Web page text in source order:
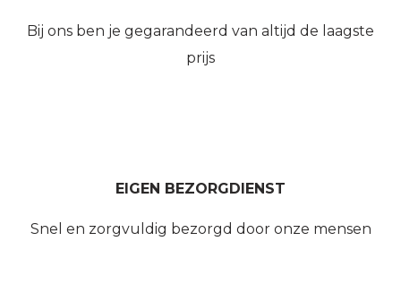
Bij ons ben je gegarandeerd van altijd de laagste
prijs
EIGEN BEZORGDIENST
Snel en zorgvuldig bezorgd door onze mensen